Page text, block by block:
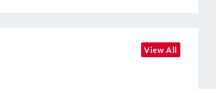
View All